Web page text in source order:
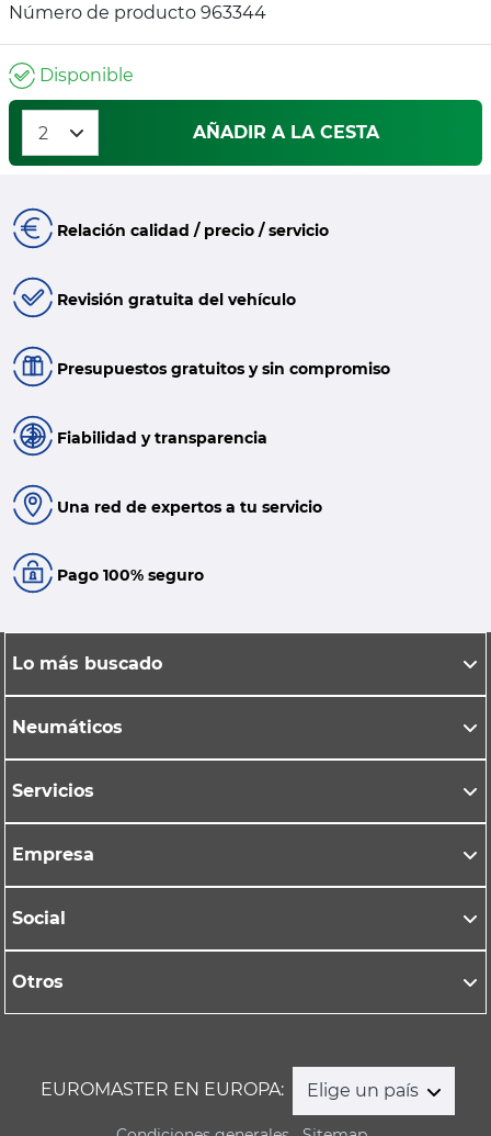
Número de producto 963344
Disponible
AÑADIR A LA CESTA
Relación calidad / precio / servicio
Revisión gratuita del vehículo
Presupuestos gratuitos y sin compromiso
Fiabilidad y transparencia
Una red de expertos a tu servicio
Pago 100% seguro
Lo más buscado
Neumáticos
Servicios
Empresa
Social
Otros
EUROMASTER EN EUROPA: Elige un país